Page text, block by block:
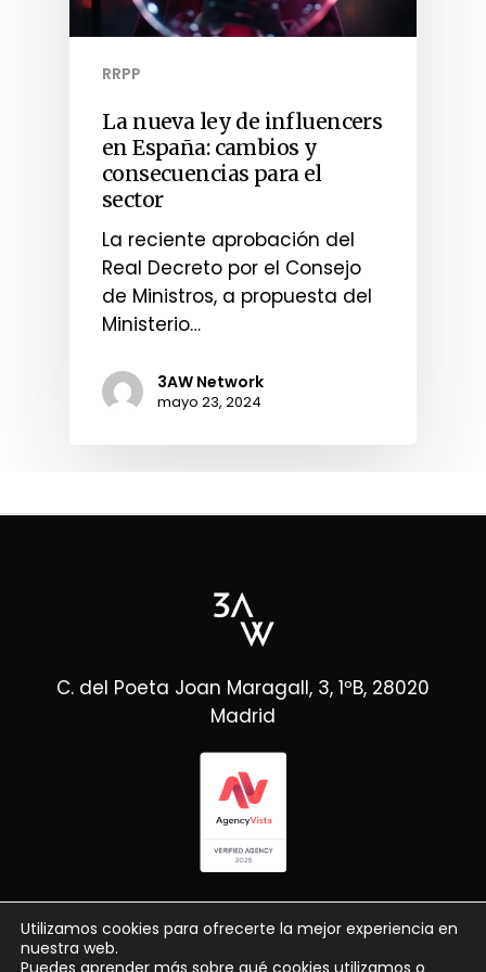
RRPP
La nueva ley de influencers
en España: cambios y
consecuencias para el
sector
La reciente aprobación del
Real Decreto por el Consejo
de Ministros, a propuesta del
Ministerio…
3AW Network
mayo 23, 2024
C. del Poeta Joan Maragall, 3, 1ºB, 28020
Madrid
Utilizamos cookies para ofrecerte la mejor experiencia en
nuestra web.
Puedes aprender más sobre qué cookies utilizamos o